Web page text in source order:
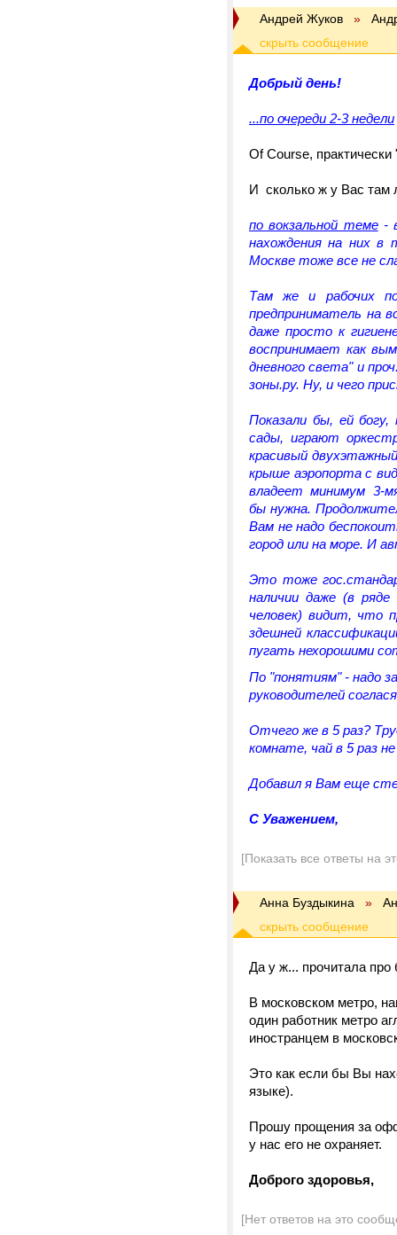
Андрей Жуков »
Добрый день!
...по очереди 2-3 недели
Of Course,
И сколько ж у Вас там
по вокзальной теме-
нахождения на них в
Москве тоже все не
Там же и рабочих
предприниматель на
даже просто к
воспринимает как
дневного света" и
зоны.ру. Ну, и чего
Показали бы, ей
сады, играют
красивый
крыше аэропорта с
владеет минимум 3-
бы нужна.
Вам не надо
город или на море. И
Это тоже
наличии даже (в
человек) видит, что
здешней
пугать нехорошими
По "понятиям" - надо
руководителей
Отчего же в 5 раз?
комнате, чай в 5 раз
Добавил я Вам еще
C Уважением,
[Показать все ответы на
Анна Буздыкина »
Да у ж... прочитала про
В московском метро,
один работник метро
иностранцем в
Это как если бы Вы
языке).
Прошу прощения за
у нас его не охраняет.
Доброго здоровья,
[Нет ответов на это